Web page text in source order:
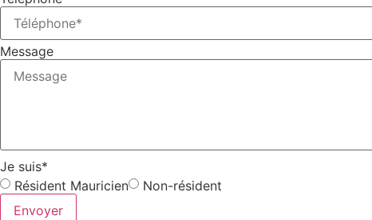
Message
Je suis*
Résident Mauricien
Non-résident
Envoyer